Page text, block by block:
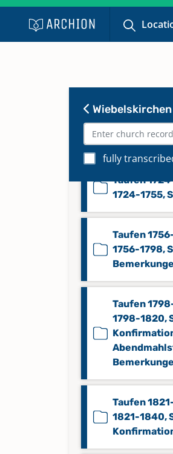
Wiebelskirchen
fully
Sterbefälle
Taufen
1724-1755,
Taufen
1756-1798,
Taufen
1798-1820,
Taufen
1821-1840,